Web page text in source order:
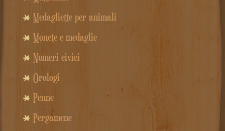
Medagliette per animali
Monete e medaglie
Numeri civici
Orologi
Penne
Pergamene